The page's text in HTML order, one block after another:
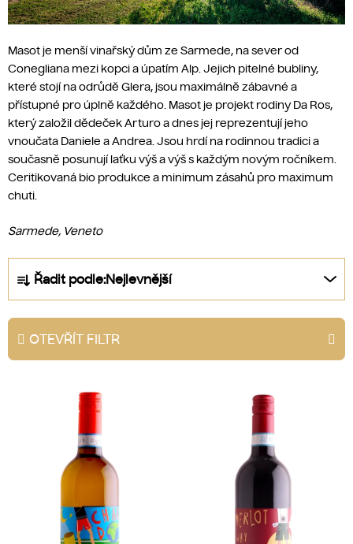
Masot je menší vinařský dům ze Sarmede, na sever od
Conegliana mezi kopci a úpatím Alp. Jejich pitelné bubliny,
které stojí na odrůdě Glera, jsou maximálně zábavné a
přístupné pro úplně každého. Masot je projekt rodiny Da Ros,
který založil dědeček Arturo a dnes jej reprezentují jeho
vnoučata Daniele a Andrea. Jsou hrdí na rodinnou tradici a
současně posunují laťku výš a výš s každým novým ročníkem.
Ceritikovaná bio produkce a minimum zásahů pro maximum
chuti.
Sarmede, Veneto
a
z
e
n
Řadit podle:Nejlevnější
OTEVŘÍT FILTR